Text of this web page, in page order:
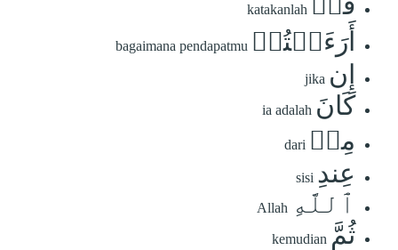
katakanlah
أَرَءَيۡتُمۡ bagaimana pendapatmu
إِن jika
كَانَ ia adalah
مِنۡ dari
عِندِ sisi
ٱللَّهِ Allah
ثُمَّ kemudian